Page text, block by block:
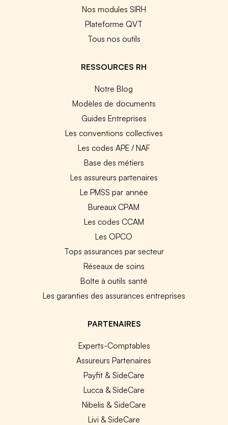
Nos modules SIRH
Plateforme QVT
Tous nos outils
RESSOURCES RH
Notre Blog
Modèles de documents
Guides Entreprises
Les conventions collectives
Les codes APE / NAF
Base des métiers
Les assureurs partenaires
Le PMSS par année
Bureaux CPAM
Les codes CCAM
Les OPCO
Tops assurances par secteur
Réseaux de soins
Boîte à outils santé
Les garanties des assurances entreprises
PARTENAIRES
Experts-Comptables
Assureurs Partenaires
Payfit & SideCare
Lucca & SideCare
Nibelis & SideCare
Livi & SideCare